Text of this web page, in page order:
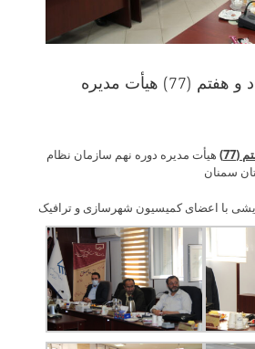
جلسه نوبت هفتاد و هفتم (77) هیأت مدیره
(77)
هیأت مدیره دوره نهم سازمان نظام
سمنان
با اعضای کمیسیون شهرسازی و ترافیک